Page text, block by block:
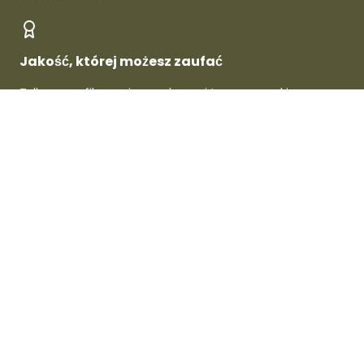
Jakość, której możesz zaufać
Tylko zweryfikowani sprzedawcy i topowe marki -